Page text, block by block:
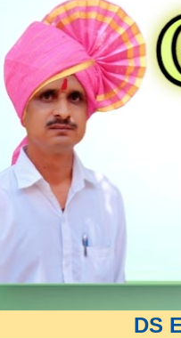
DS EDUTECH